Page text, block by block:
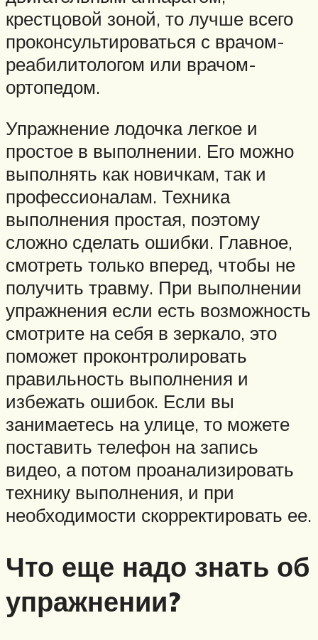
крестцовой зоной, то лучше всего
проконсультироваться с врачом-
реабилитологом или врачом-
ортопедом.
Упражнение лодочка легкое и
простое в выполнении. Его можно
выполнять как новичкам, так и
профессионалам. Техника
выполнения простая, поэтому
сложно сделать ошибки. Главное,
смотреть только вперед, чтобы не
получить травму. При выполнении
упражнения если есть возможность
смотрите на себя в зеркало, это
поможет проконтролировать
правильность выполнения и
избежать ошибок. Если вы
занимаетесь на улице, то можете
поставить телефон на запись
видео, а потом проанализировать
технику выполнения, и при
необходимости скорректировать ее.
Что еще надо знать об
упражнении?